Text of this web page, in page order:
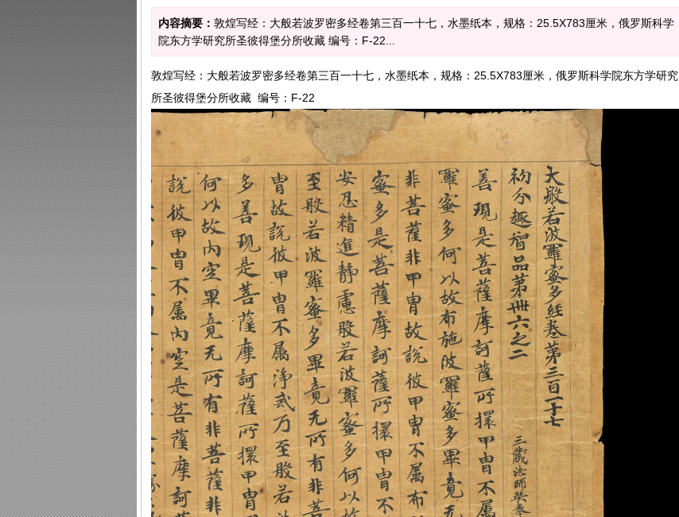
内容摘要： 敦煌写经：大般若波罗密多经卷第三百一十七，水墨纸本，规格：25.5X783厘米，俄罗斯科学
院东方学研究所圣彼得堡分所收藏 编号：F-22...
敦煌写经：大般若波罗密多经卷第三百一十七，水墨纸本，规格：25.5X783厘米，俄罗斯科学院东方学研究
所圣彼得堡分所收藏 编号：F-22